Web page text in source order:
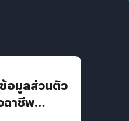
อมูลส่วนตัว
ฉาชีพ